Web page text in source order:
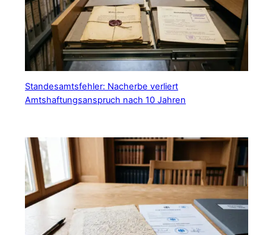
Standesamtsfehler: Nacherbe verliert
Amtshaftungsanspruch nach 10 Jahren